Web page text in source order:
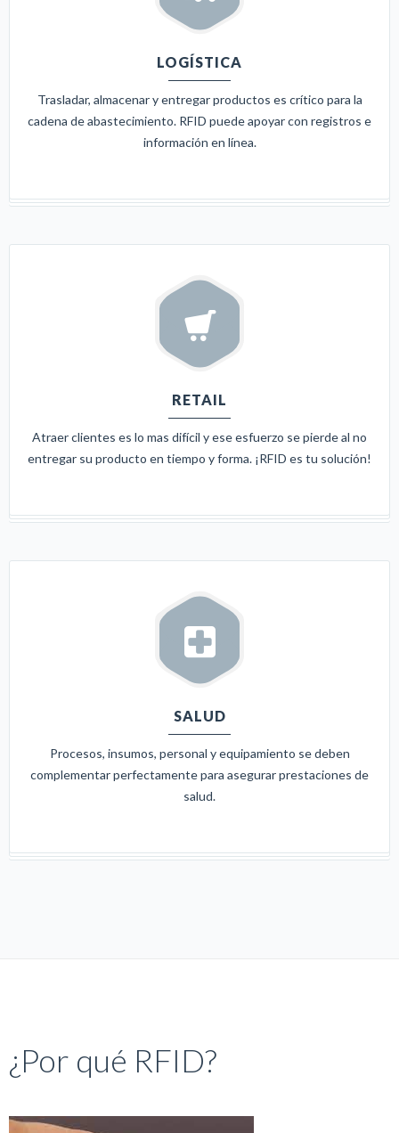
LOGÍSTICA
Trasladar, almacenar y entregar productos es crítico para la
cadena de abastecimiento. RFID puede apoyar con registros e
información en línea.
RETAIL
Atraer clientes es lo mas difícil y ese esfuerzo se pierde al no
entregar su producto en tiempo y forma. ¡RFID es tu solución!
SALUD
Procesos, insumos, personal y equipamiento se deben
complementar perfectamente para asegurar prestaciones de
salud.
¿Por qué RFID?